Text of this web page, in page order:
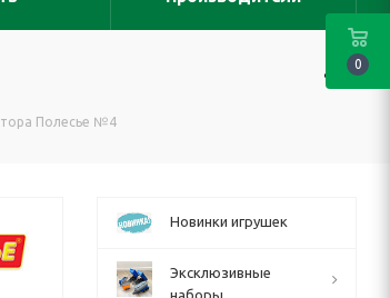
Полесье №4
Новинки игрушек
Эксклюзивные
наборы
0